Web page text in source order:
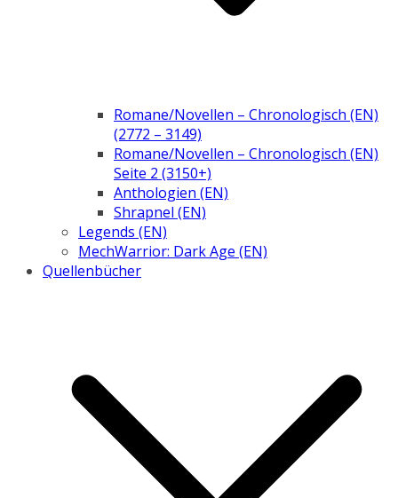
Romane/Novellen – Chronologisch (EN)
(2772 – 3149)
Romane/Novellen – Chronologisch (EN)
Seite 2 (3150+)
Anthologien (EN)
Shrapnel (EN)
Legends (EN)
MechWarrior: Dark Age (EN)
Quellenbücher